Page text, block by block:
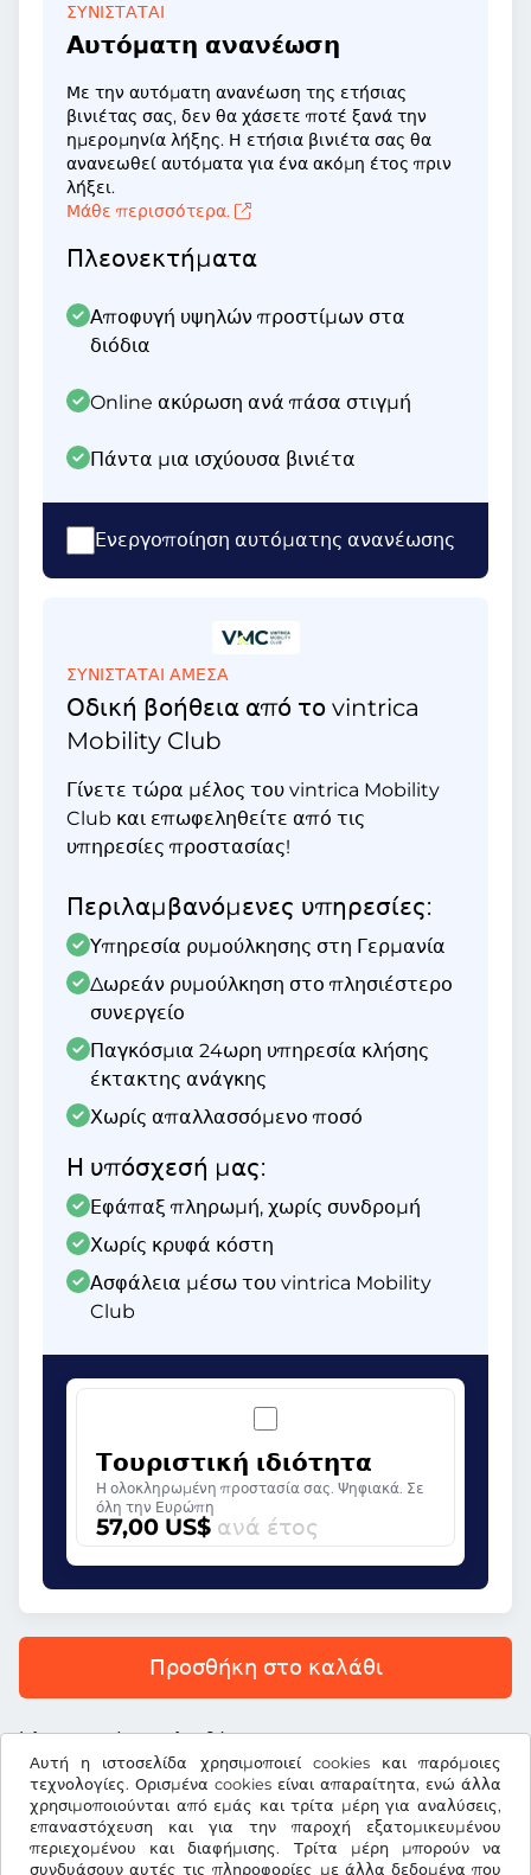
Αυτή η ιστοσελίδα χρησιμοποιεί cookies και παρόμοιες
τεχνολογίες. Ορισμένα cookies είναι απαραίτητα, ενώ άλλα
χρησιμοποιούνται από εμάς και τρίτα μέρη για αναλύσεις,
επαναστόχευση και για την παροχή εξατομικευμένου
περιεχομένου και διαφήμισης. Τρίτα μέρη μπορούν να
συνδυάσουν αυτές τις πληροφορίες με άλλα δεδομένα που
ΣΥΝΙΣΤΆΤΑΙ
Αυτόματη ανανέωση
Με την αυτόματη ανανέωση της ετήσιας
βινιέτας σας, δεν θα χάσετε ποτέ ξανά την
ημερομηνία λήξης. Η ετήσια βινιέτα σας θα
ανανεωθεί αυτόματα για ένα ακόμη έτος πριν
λήξει.
Μάθε περισσότερα.
Πλεονεκτήματα
Αποφυγή υψηλών προστίμων στα
διόδια
Online ακύρωση ανά πάσα στιγμή
Πάντα μια ισχύουσα βινιέτα
Ενεργοποίηση αυτόματης ανανέωσης
ΣΥΝΙΣΤΑΤΑΙ ΑΜΕΣΑ
Οδική βοήθεια από το vintrica
Mobility Club
Γίνετε τώρα μέλος του vintrica Mobility
Club και επωφεληθείτε από τις
υπηρεσίες προστασίας!
Περιλαμβανόμενες υπηρεσίες:
Υπηρεσία ρυμούλκησης στη Γερμανία
Δωρεάν ρυμούλκηση στο πλησιέστερο
συνεργείο
Παγκόσμια 24ωρη υπηρεσία κλήσης
έκτακτης ανάγκης
Χωρίς απαλλασσόμενο ποσό
Η υπόσχεσή μας:
Εφάπαξ πληρωμή, χωρίς συνδρομή
Χωρίς κρυφά κόστη
Ασφάλεια μέσω του vintrica Mobility
Club
Τουριστική ιδιότητα
Η ολοκληρωμένη προστασία σας. Ψηφιακά. Σε
όλη την Ευρώπη
57,00 US$ ανά έτος
Προσθήκη στο καλάθι
Όλες οι τιμές περιλαμβάνουν ΦΠΑ.
US$USD